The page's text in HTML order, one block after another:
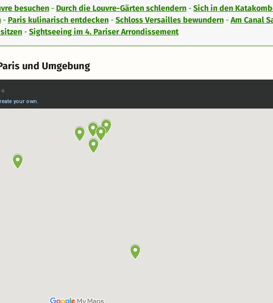
besuchen - Durch die Louvre-Gärten schlendern - Sich in den
- Paris kulinarisch entdecken- Schloss Versailles bewundern- Am Canal
- Sightseeing im 4. Pariser Arrondissement
und Umgebung